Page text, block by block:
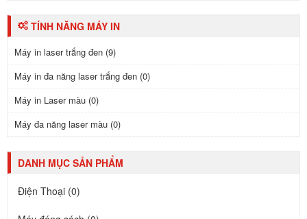
TÍNH NĂNG MÁY IN
Máy in laser trắng đen (9)
Máy in đa năng laser trắng đen (0)
Máy in Laser màu (0)
Máy đa năng laser màu (0)
DANH MỤC SẢN PHẨM
Điện Thoại (0)